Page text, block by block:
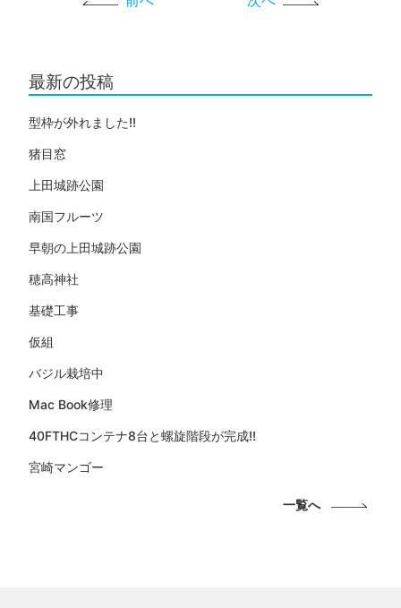
最新の投稿
型枠が外れました!!
猪目窓
上田城跡公園
南国フルーツ
早朝の上田城跡公園
穂高神社
基礎工事
仮組
バジル栽培中
Mac Book修理
40FTHCコンテナ8台と螺旋階段が完成!!
宮崎マンゴー
一覧へ